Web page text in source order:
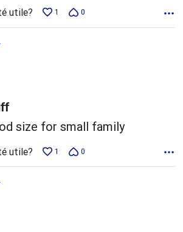
utile? 1 0
size for small family
utile? 1 0